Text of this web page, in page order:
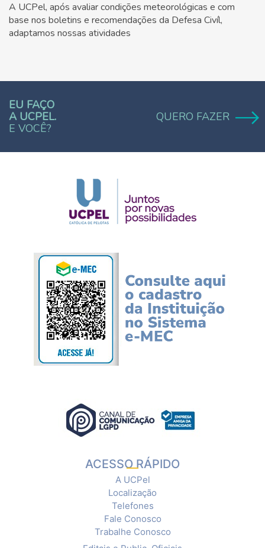
A UCPel, após avaliar condições meteorológicas e com
base nos boletins e recomendações da Defesa Civíl,
adaptamos nossas atividades
EU FAÇO
A UCPEL.
E VOCÊ?
QUERO FAZER
ACESSO RÁPIDO
A UCPel
Localização
Telefones
Fale Conosco
Trabalhe Conosco